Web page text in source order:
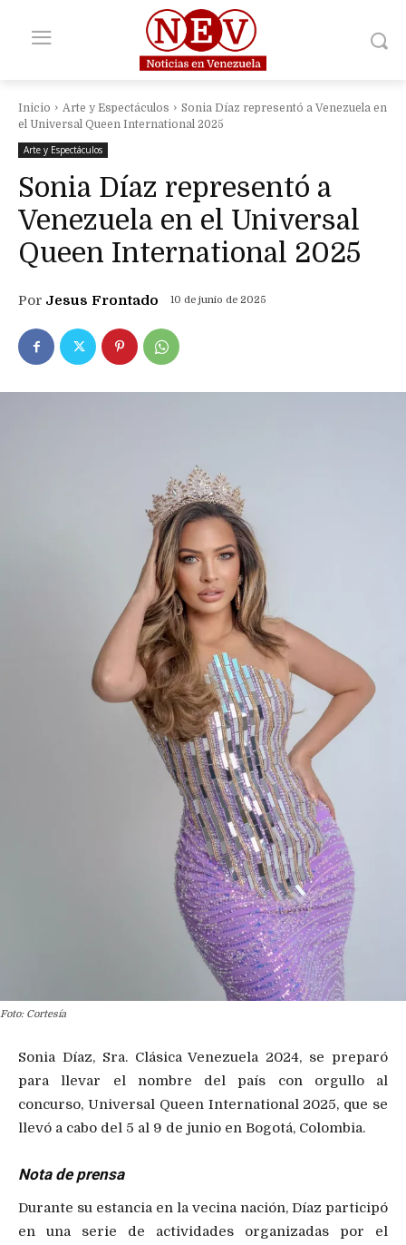
Inicio Arte y Espectáculos
Sonia Díaz representó a Venezuela en
el Universal Queen International 2025
Arte y Espectáculos
Sonia Díaz representó a
Venezuela en el Universal
Queen International 2025
Por Jesus Frontado 10 de junio de 2025
Foto: Cortesía
Sonia Díaz, Sra. Clásica Venezuela 2024, se preparó
para llevar el nombre del país con orgullo al
concurso, Universal Queen International 2025, que se
llevó a cabo del 5 al 9 de junio en Bogotá, Colombia.
Nota de prensa
Durante su estancia en la vecina nación, Díaz participó
en una serie de actividades organizadas por el